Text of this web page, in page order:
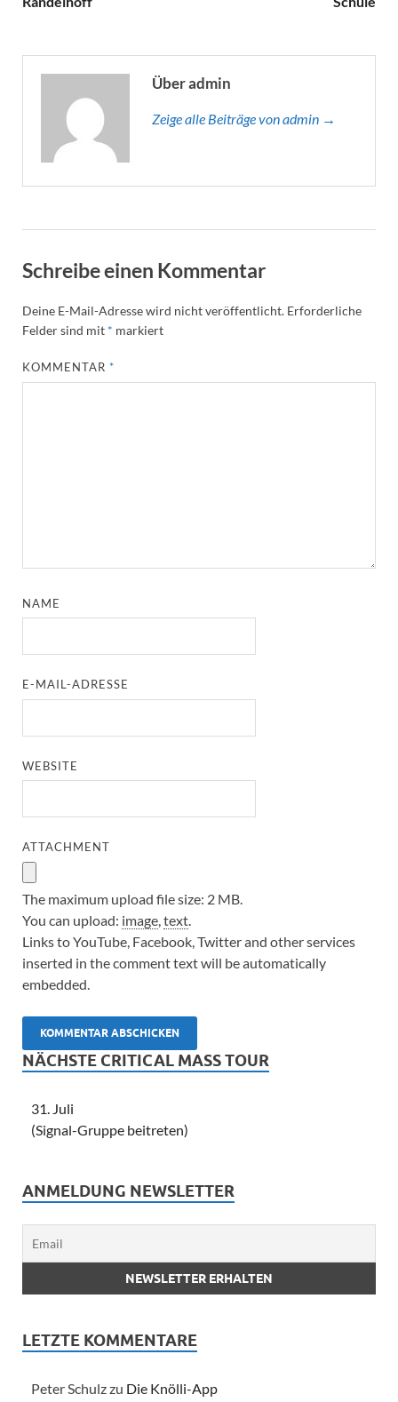
Über admin
Zeige alle Beiträge von admin →
Schreibe einen Kommentar
Deine E-Mail-Adresse wird nicht veröffentlicht. Erforderliche
Felder sind mit * markiert
KOMMENTAR*
NAME
E-MAIL-ADRESSE
WEBSITE
ATTACHMENT
The maximum upload file size: 2 MB.
You can upload: image,text.
Links to YouTube, Facebook, Twitter and other services
inserted in the comment text will be automatically
embedded.
NÄCHSTE CRITICAL MASS TOUR
31. Juli
(Signal-Gruppe beitreten)
ANMELDUNG NEWSLETTER
LETZTE KOMMENTARE
Peter Schulz zu Die Knölli-App